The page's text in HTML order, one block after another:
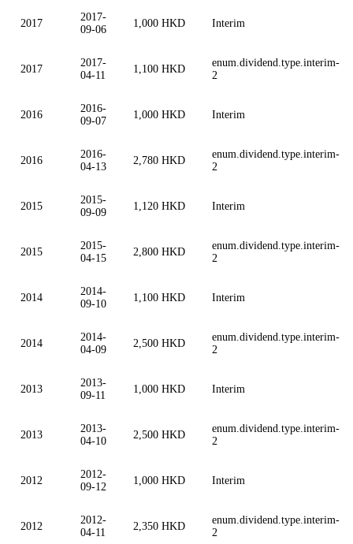
2017
2017-
09-06
1,000 HKD Interim
2017
2017-
04-11
1,100 HKD
enum.dividend.type.interim-
2
2016
2016-
09-07
1,000 HKD Interim
2016
2016-
04-13
2,780 HKD
enum.dividend.type.interim-
2
2015
2015-
09-09
1,120 HKD Interim
2015
2015-
04-15
2,800 HKD
enum.dividend.type.interim-
2
2014
2014-
09-10
1,100 HKD Interim
2014
2014-
04-09
2,500 HKD
enum.dividend.type.interim-
2
2013
2013-
09-11
1,000 HKD Interim
2013
2013-
04-10
2,500 HKD
enum.dividend.type.interim-
2
2012
2012-
09-12
1,000 HKD Interim
2012
2012-
04-11
2,350 HKD
enum.dividend.type.interim-
2